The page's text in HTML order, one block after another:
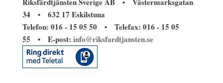
•
34 • 632 17 Eskilstuna
Telefon: 016 - 15 05 50 • Telefax: 016 - 15 05
55 • E-post: info@riksfardtjansten.se